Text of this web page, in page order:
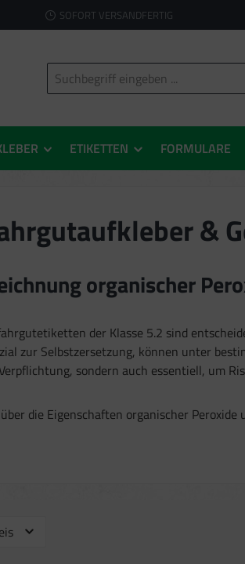
SOFORT VERSANDFERTIG
ETIKETTEN FORMULARE
&
organischer
der Klasse 5.2 sind
zur Selbstzersetzung, können unter
sondern auch essentiell, um
die Eigenschaften organischer